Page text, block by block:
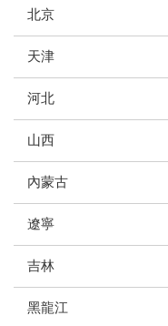
北京
天津
河北
山西
內蒙古
遼寧
吉林
黑龍江